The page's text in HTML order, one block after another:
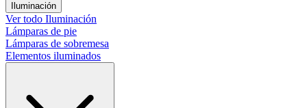
Iluminación
Ver todo Iluminación
Lámparas de pie
Lámparas de sobremesa
Elementos iluminados